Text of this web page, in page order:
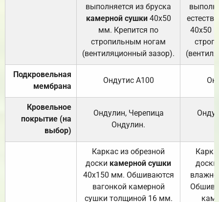
выполняется из бруска
камерной сушки40х50
мм. Крепится по
стропильным ногам
(вентиляционный зазор).
40х50
Подкровельная
мембрана
Ондутис А100
Кровельное
покрытие (на
выбор)
Ондулин, Черепица
Ондулин.
Каркас из обрезной
доски камерной сушки
40х150 мм. Обшиваются
вагонкой камерной
сушки толщиной 16 мм.
доски